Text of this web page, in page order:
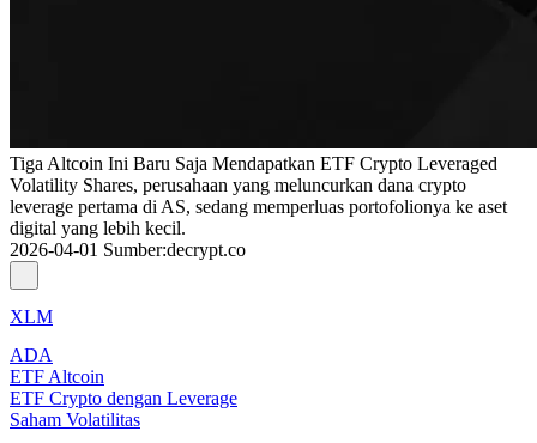
Tiga Altcoin Ini Baru Saja Mendapatkan ETF Crypto Leveraged
Volatility Shares, perusahaan yang meluncurkan dana crypto
leverage pertama di AS, sedang memperluas portofolionya ke aset
digital yang lebih kecil.
2026-04-01 Sumber:decrypt.co
XLM
ADA
ETF Altcoin
ETF Crypto dengan Leverage
Saham Volatilitas